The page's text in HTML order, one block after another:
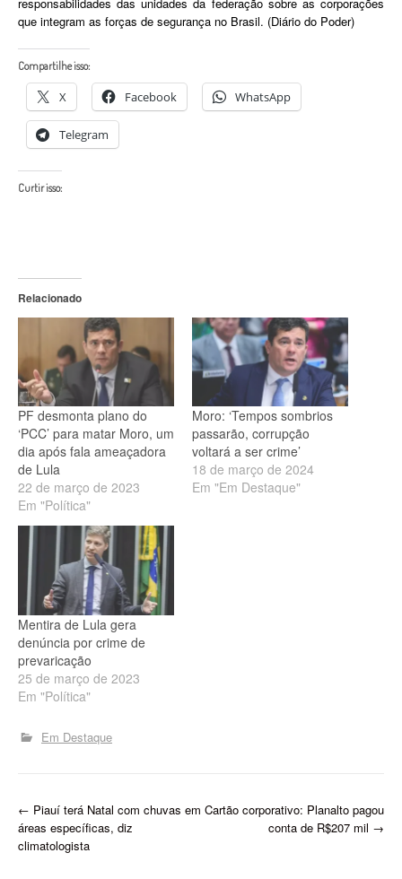
que integram as forças de segurança no Brasil. (Diário do Poder)
Compartilhe isso:
X Facebook WhatsApp
Telegram
Curtir isso:
Relacionado
PF desmonta plano do
‘PCC’ para matar Moro, um
dia após fala ameaçadora
de Lula
22 de março de 2023
Em "Política"
Moro: ‘Tempos sombrios
passarão, corrupção
voltará a ser crime’
18 de março de 2024
Em "Em Destaque"
Mentira de Lula gera
denúncia por crime de
prevaricação
25 de março de 2023
Em "Política"
Em Destaque
P
o
← Piauí terá Natal com chuvas em
áreas específicas, diz
climatologista
Cartão corporativo: Planalto pagou
conta de R$207 mil →